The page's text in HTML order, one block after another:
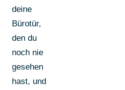
deine
Bürotür,
den du
noch nie
gesehen
hast, und